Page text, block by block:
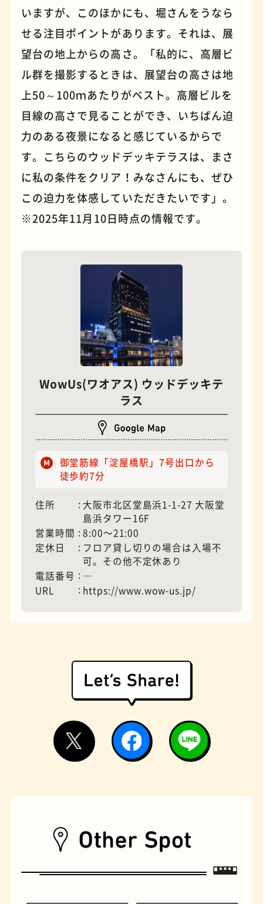
占い 蕎麦
欧風カレー ホテル
いますが、このほかにも、堀さんをうなら
せる注目ポイントがあります。それは、展
望台の地上からの高さ。「私的に、高層ビ
ル群を撮影するときは、展望台の高さは地
上50～100ｍあたりがベスト。高層ビルを
目線の高さで見ることができ、いちばん迫
力のある夜景になると感じているからで
す。こちらのウッドデッキテラスは、まさ
に私の条件をクリア！みなさんにも、ぜひ
この迫力を体感していただきたいです」。
※2025年11月10日時点の情報です。
WowUs(ワオアス) ウッドデッキテ
ラス
御堂筋線「淀屋橋駅」7号出口から
徒歩約7分
住所
大阪市北区堂島浜1-1-27 大阪堂
島浜タワー16F
営業時間
8:00〜21:00
定休日
フロア貸し切りの場合は入場不
可。その他不定休あり
電話番号
―
URL
https://www.wow-us.jp/